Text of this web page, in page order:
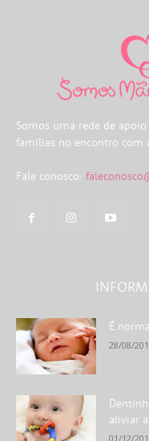
Somos uma rede de
famílias no encontro com
Fale conosco:
É
28/08/
aliviar
01/12/